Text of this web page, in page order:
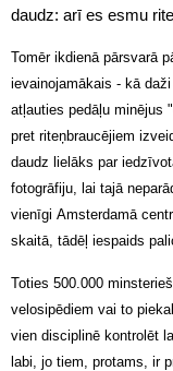
daudz: arī es esmu
Tomēr ikdienā pārsvarā
ievainojamākais - kā
atļauties pedāļu minējus
pret riteņbraucējiem
daudz lielāks par
fotogrāfiju, lai tajā
vienīgi Amsterdamā
skaitā, tādēļ iespaids
Toties 500.000
velosipēdiem vai to
vien disciplinē kontrolēt
labi, jo tiem, protams, ir